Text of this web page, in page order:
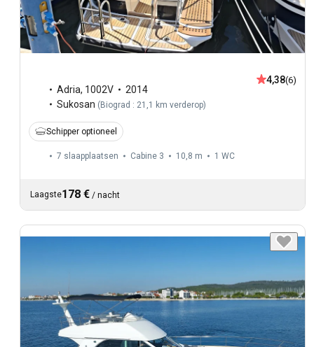
Adria, 1002V
2014
Sukosan (Biograd : 21,1 km verderop)
4,38(6)
Schipper optioneel
7 slaapplaatsen Cabine 3 10,8 m 1 WC
Laagste178 € / nacht